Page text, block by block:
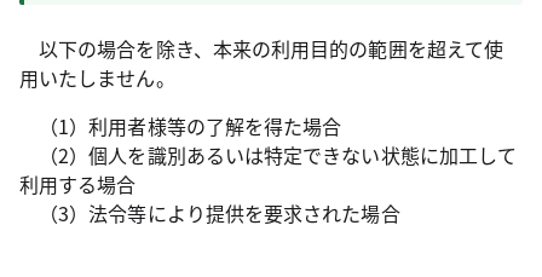
以下の場合を除き、本来の利用目的の範囲を超えて使
用いたしません。
（1）利用者様等の了解を得た場合
（2）個人を識別あるいは特定できない状態に加工して
利用する場合
（3）法令等により提供を要求された場合